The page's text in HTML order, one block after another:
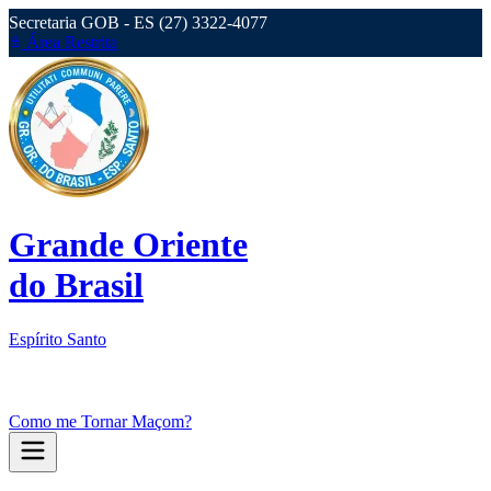
Secretaria GOB - ES (27) 3322-4077
Área Restrita
Grande Oriente
do Brasil
Espírito Santo
Como me Tornar Maçom?